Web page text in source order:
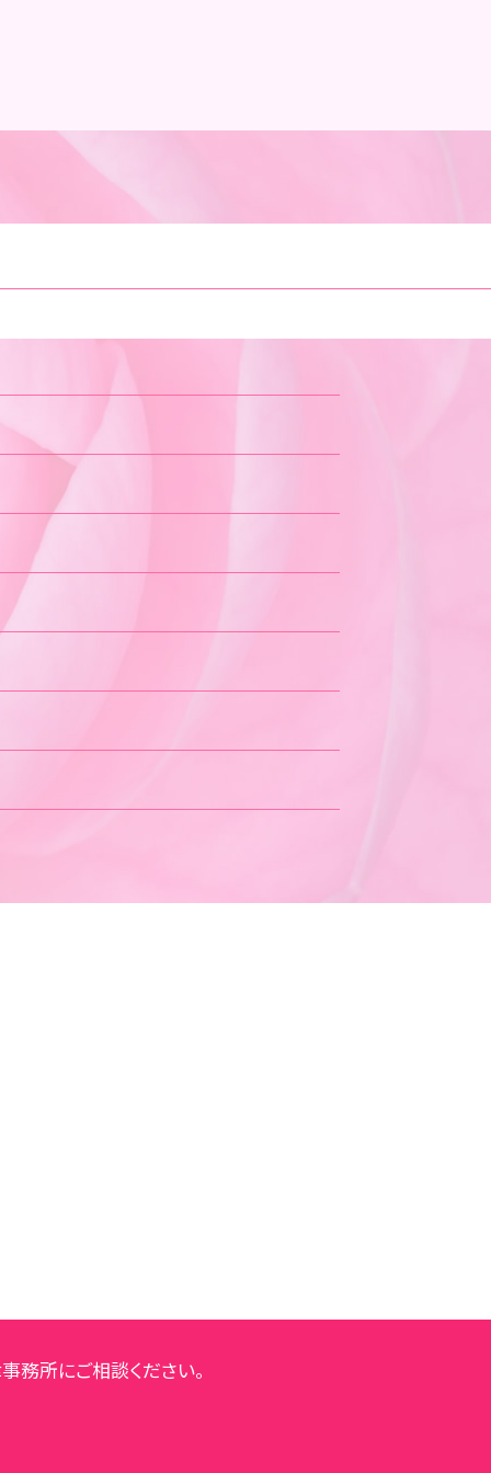
務所にご相談ください。